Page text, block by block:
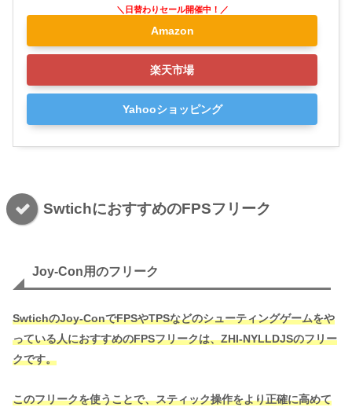
Amazon
楽天市場
Yahooショッピング
SwtichにおすすめのFPSフリーク
Joy-Con用のフリーク
SwtichのJoy-ConでFPSやTPSなどのシューティングゲームをや
っている人におすすめのFPSフリークは、ZHI-NYLLDJSのフリー
クです。
このフリークを使うことで、スティック操作をより正確に高めて